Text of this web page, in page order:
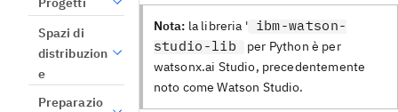
Spazi di
distribuzion
e
Preparazio
Nota: la libreria ' ibm-watson-
studio-lib
per Python è per
watsonx.ai Studio, precedentemente
noto come Watson Studio.